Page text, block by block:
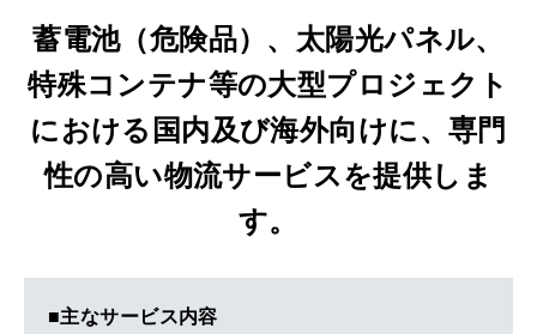
蓄電池（危険品）、太陽光パネル、
特殊コンテナ等の大型プロジェクト
における国内及び海外向けに、専門
性の高い物流サービスを提供しま
す。
■主なサービス内容